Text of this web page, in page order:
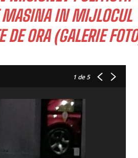
MASINA IN MIJLOCUL
ORA (GALERIE
1 de 5